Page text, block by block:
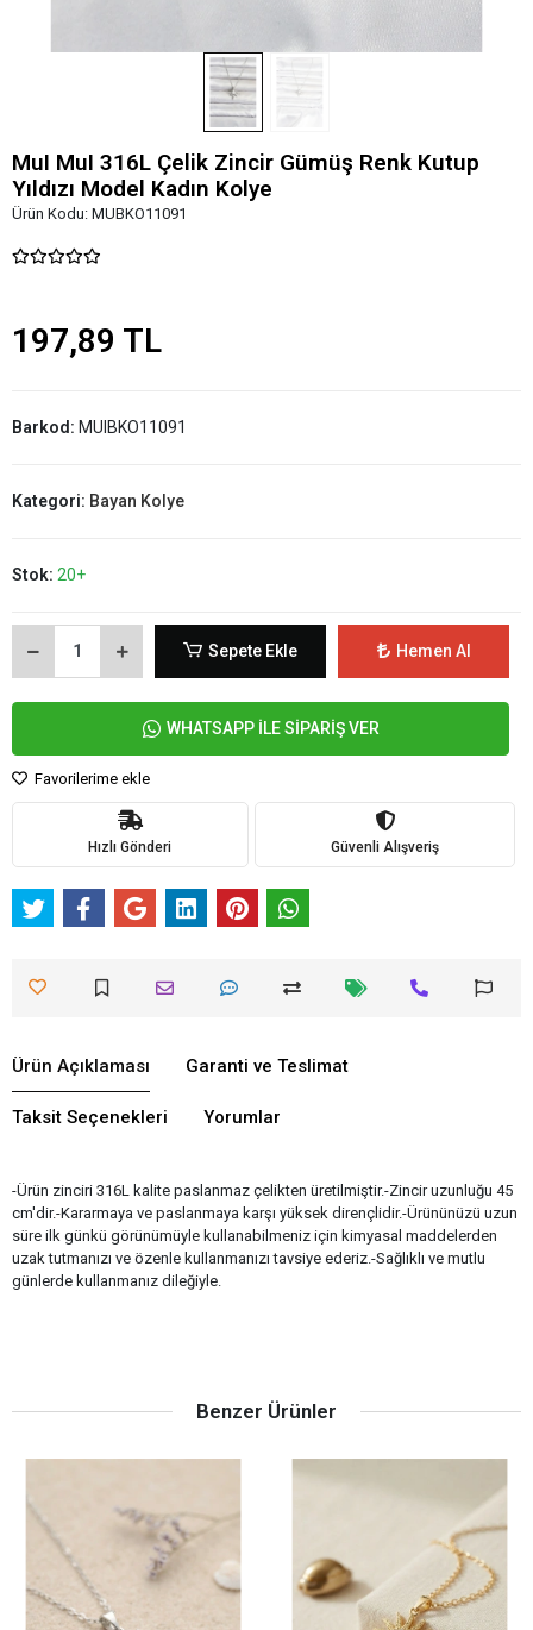
MuI MuI 316L Çelik Zincir Gümüş Renk Kutup
Yıldızı Model Kadın Kolye
Ürün Kodu: MUBKO11091
197,89 TL
Barkod: MUIBKO11091
Kategori: Bayan Kolye
Stok: 20+
Sepete Ekle Hemen Al
WHATSAPP İLE SİPARİŞ VER
Favorilerime ekle
Hızlı Gönderi Güvenli Alışveriş
Ürün Açıklaması Garanti ve Teslimat
Taksit Seçenekleri Yorumlar
-Ürün zinciri 316L kalite paslanmaz çelikten üretilmiştir.-Zincir uzunluğu 45
cm'dir.-Kararmaya ve paslanmaya karşı yüksek dirençlidir.-Ürününüzü uzun
süre ilk günkü görünümüyle kullanabilmeniz için kimyasal maddelerden
uzak tutmanızı ve özenle kullanmanızı tavsiye ederiz.-Sağlıklı ve mutlu
günlerde kullanmanız dileğiyle.
Benzer Ürünler